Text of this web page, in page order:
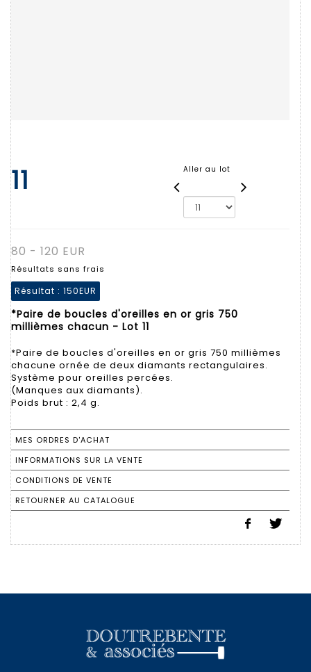
11 Aller au lot
80 - 120 EUR
Résultats sans frais
Résultat : 150EUR
*Paire de boucles d'oreilles en or gris 750
millièmes chacun - Lot 11
*Paire de boucles d'oreilles en or gris 750 millièmes
chacune ornée de deux diamants rectangulaires.
Système pour oreilles percées.
(Manques aux diamants).
Poids brut : 2,4 g.
MES ORDRES D'ACHAT
INFORMATIONS SUR LA VENTE
CONDITIONS DE VENTE
RETOURNER AU CATALOGUE